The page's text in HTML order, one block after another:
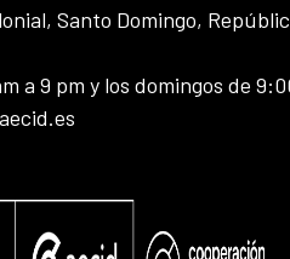
Santo Domingo,
a 9 pm y los domingos de